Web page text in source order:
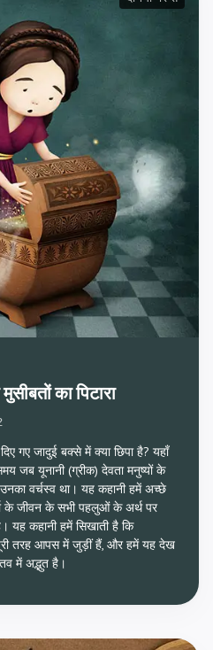
का पिटारा
गए जादुई बक्से में क्या छिपा है? यहाँ
जब यूनानी (ग्रीक) देवता मनुष्यों के
वर्चस्व था। यह कहानी हमें अच्छे
के जीवन के सभी पहलुओं के अर्थ पर
यह कहानी हमें सिखाती है कि
तरह आपस में जुड़ीं हैं, और हमें यह देख
में अद्भुत है।